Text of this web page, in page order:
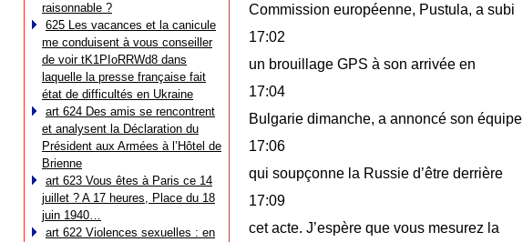
raisonnable ?
625 Les vacances et la canicule
me conduisent à vous conseiller
de voir tK1PIoRRWd8 dans
laquelle la presse française fait
état de difficultés en Ukraine
art 624 Des amis se rencontrent
et analysent la Déclaration du
Président aux Armées à l’Hôtel de
Brienne
art 623 Vous êtes à Paris ce 14
juillet ? A 17 heures, Place du 18
juin 1940…
art 622 Violences sexuelles : en
Commission européenne, Pustula, a subi
17:02
un brouillage GPS à son arrivée en
17:04
Bulgarie dimanche, a annoncé son équipe
17:06
qui soupçonne la Russie d’être derrière
17:09
cet acte. J’espère que vous mesurez la